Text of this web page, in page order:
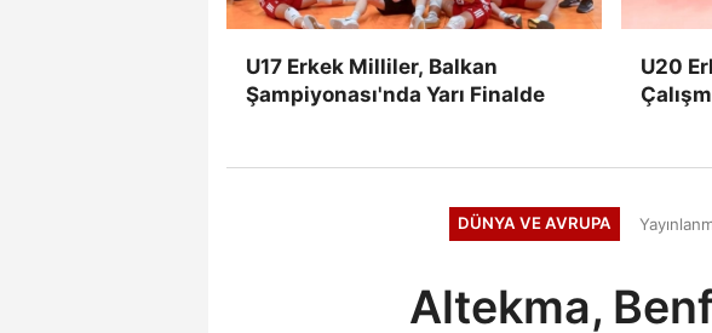
U17 Erkek Milliler, Balkan
Şampiyonası'nda Yarı Finalde
U20
DÜNYA VE AVRUPA
Altekma,